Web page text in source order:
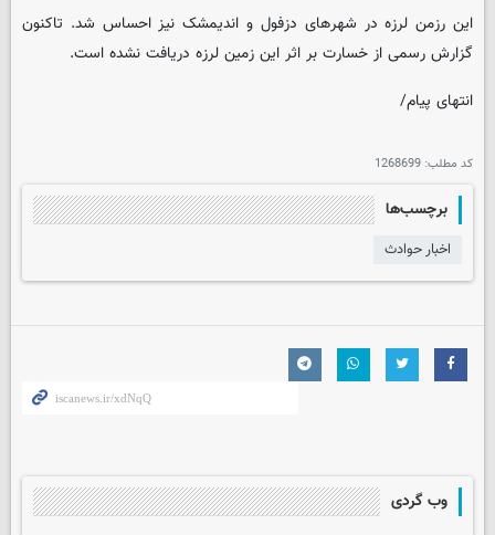
این رزمن لرزه در شهرهای دزفول و اندیمشک نیز احساس شد. تاکنون
گزارش رسمی از خسارت بر اثر این زمین لرزه دریافت نشده است.
انتهای پیام/
کد مطلب: 1268699
برچسب‌ها
اخبار حوادث
وب گردی